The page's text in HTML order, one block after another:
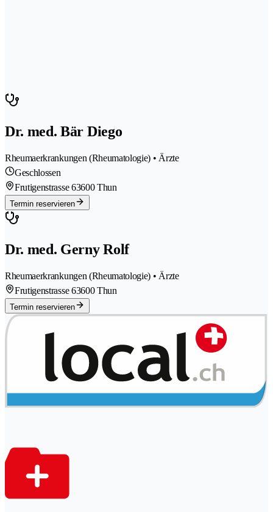
Dr. med. Bär Diego
Rheumaerkrankungen (Rheumatologie) • Ärzte
Geschlossen
Frutigenstrasse 63600 Thun
Termin reservieren
Dr. med. Gerny Rolf
Rheumaerkrankungen (Rheumatologie) • Ärzte
Frutigenstrasse 63600 Thun
Termin reservieren